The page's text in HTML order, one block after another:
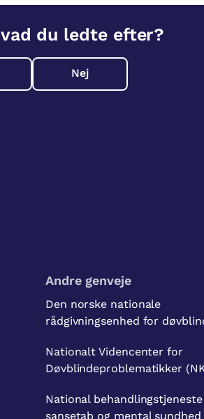
du ledte efter?
Nej
Andre genveje
Den norske nationale
rådgivningsenhed for
Nationalt Videncenter for
Døvblindeproblematikker
National
sansetab og mental sundhed